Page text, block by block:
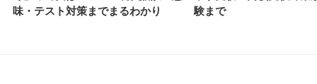
味・テスト対策までまるわかり
験まで